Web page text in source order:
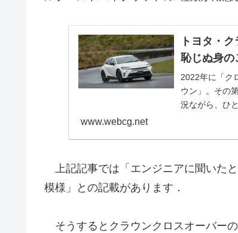
トヨタ・
恥じぬ身の
2022年に「ク
ウン」。その
況ながら、ひ
www.webcg.net
上記記事では「エンジニアに聞いた
模様」との記載があります．
そうするとクラウンクロスオーバー